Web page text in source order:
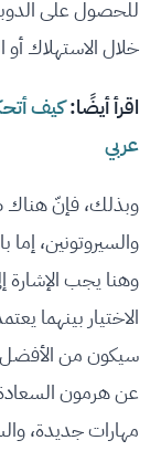
للحصول على
خلال الاستهلاك أو
اقرأ أيضًا:كيف
عربي
وبذلك، فإنّ هناك
والسيروتونين، إما
وهنا يجب الإشارة
الاختيار بينهما
سيكون من الأفضل
عن هرمون السعادة
مهارات جديدة،